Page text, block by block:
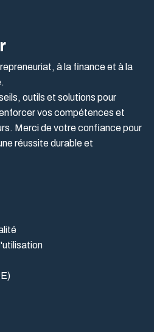
à la finance et à la
outils et solutions pour
vos compétences et
Merci de votre confiance pour
réussite durable et